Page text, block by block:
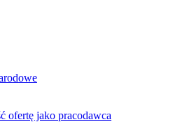
ofertę jako pracodawca